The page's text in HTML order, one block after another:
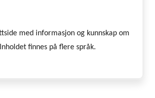
med informasjon og kunnskap om
finnes på flere språk.